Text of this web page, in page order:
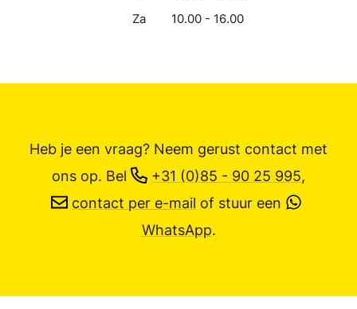
Za
10.00 - 16.00
Heb je een vraag? Neem gerust contact met
ons op. Bel +31 (0)85 - 90 25 995,
contact per e-mail of stuur een
WhatsApp.